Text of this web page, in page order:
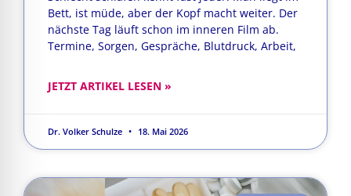
Bett, ist müde, aber der Kopf macht weiter. Der
nächste Tag läuft schon im inneren Film ab.
Termine, Sorgen, Gespräche, Blutdruck, Arbeit,
JETZT ARTIKEL LESEN »
Dr. Volker Schulze 18. Mai 2026